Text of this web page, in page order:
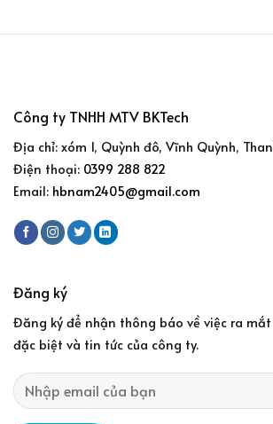
Công ty TNHH MTV BKTech
Địa chỉ: xóm 1, Quỳnh đô, Vĩnh Quỳnh,
Điện thoại: 0399 288 822
Email: hbnam2405@gmail.com
Đăng ký
Đăng ký để nhận thông báo về việc ra
đặc biệt và tin tức của công ty.